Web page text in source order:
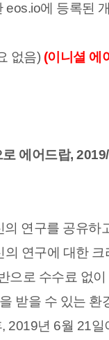
eos.io에 등록된
없음) (이니셜 에
에어드랍,
연구를 공유하
연구에 대한
으로 수수료 없
받을 수 있는 환
년 6월 21일